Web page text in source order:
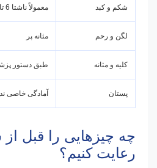
شکم و کبد معمولاً ناشتا 6 تا 8 ساعت
لگن و رحم مثانه پر
کلیه و مثانه طبق دستور
پستان آمادگی خاصی
چه چیزهایی را قبل
رعایت کنیم؟